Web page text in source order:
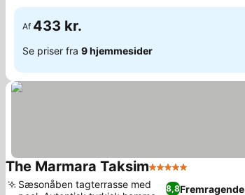
Af 433 kr.
Se priser fra 9 hjemmesider
The Marmara Taksim5 Stjerner
8,8Fremragende
Sæsonåben tagterrasse med